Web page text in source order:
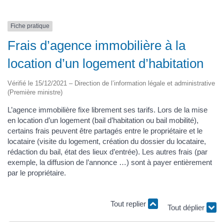
Fiche pratique
Frais d’agence immobilière à la
location d’un logement d’habitation
Vérifié le 15/12/2021 – Direction de l’information légale et administrative
(Première ministre)
L’agence immobilière fixe librement ses tarifs. Lors de la mise
en location d’un logement (bail d’habitation ou bail mobilité),
certains frais peuvent être partagés entre le propriétaire et le
locataire (visite du logement, création du dossier du locataire,
rédaction du bail, état des lieux d’entrée). Les autres frais (par
exemple, la diffusion de l’annonce …) sont à payer entièrement
par le propriétaire.
Tout replier
Tout déplier